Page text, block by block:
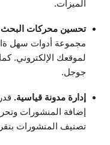
الميزات.
تحسين محركات البحث
مجموعة أدوات سهل
لموقعك الإلكتروني.
جوجل.
إدارة مدونة قياسية.
إضافة المنشورات
تصنيف المنشورات